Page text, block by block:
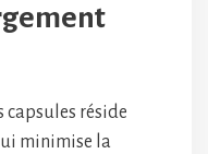
capsules réside
minimise la